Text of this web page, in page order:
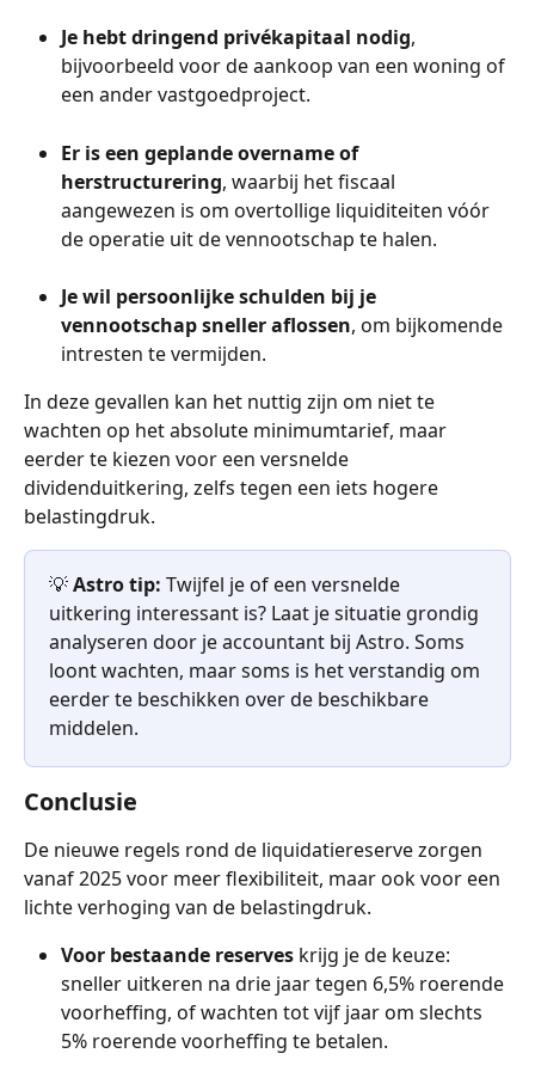
Je hebt dringend privékapitaal nodig,
bijvoorbeeld voor de aankoop van een woning of
een ander vastgoedproject.
Er is een geplande overname of
herstructurering, waarbij het fiscaal
aangewezen is om overtollige liquiditeiten vóór
de operatie uit de vennootschap te halen.
Je wil persoonlijke schulden bij je
vennootschap sneller aflossen, om bijkomende
intresten te vermijden.
In deze gevallen kan het nuttig zijn om niet te
wachten op het absolute minimumtarief, maar
eerder te kiezen voor een versnelde
dividenduitkering, zelfs tegen een iets hogere
belastingdruk.
💡 Astro tip: Twijfel je of een versnelde
uitkering interessant is? Laat je situatie grondig
analyseren door je accountant bij Astro. Soms
loont wachten, maar soms is het verstandig om
eerder te beschikken over de beschikbare
middelen.
Conclusie
De nieuwe regels rond de liquidatiereserve zorgen
vanaf 2025 voor meer flexibiliteit, maar ook voor een
lichte verhoging van de belastingdruk.
Voor bestaande reserves krijg je de keuze:
sneller uitkeren na drie jaar tegen 6,5% roerende
voorheffing, of wachten tot vijf jaar om slechts
5% roerende voorheffing te betalen.